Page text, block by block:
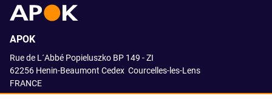
APOK
Rue de L´Abbé Popieluszko BP 149 - ZI
62256 Henin-Beaumont Cedex Courcelles-les-Lens
FRANCE